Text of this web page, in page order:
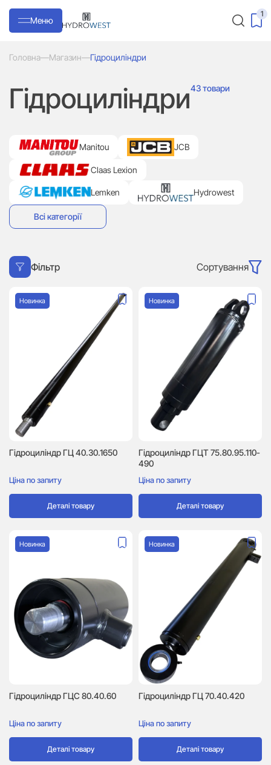
Меню
1
Головна—Магазин—Гідроциліндри
Гідроциліндри43 товари
Manitou JCB
Claas Lexion
Lemken Hydrowest
Всі категорії
Фільтр Сортування
Гідроциліндр ГЦ 40.30.1650
Ціна по запиту
Деталі товару
Новинка
Гідроциліндр ГЦТ 75.80.95.110-
490
Ціна по запиту
Деталі товару
Новинка
Гідроциліндр ГЦC 80.40.60
Ціна по запиту
Деталі товару
Новинка
Гідроциліндр ГЦ 70.40.420
Ціна по запиту
Деталі товару
Новинка